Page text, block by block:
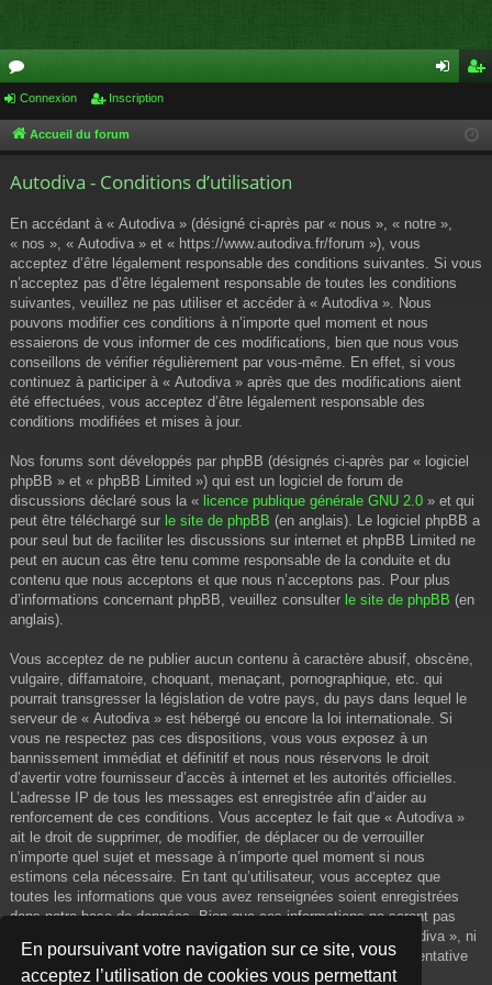
En poursuivant votre navigation sur ce site, vous
acceptez l’utilisation de cookies vous permettant
or
u cri
Connexion Inscription
Accueil du forum
Autodiva - Conditions d’utilisation
En accédant à « Autodiva » (désigné ci-après par « nous », « notre »,
« nos », « Autodiva » et « https://www.autodiva.fr/forum »), vous
acceptez d’être légalement responsable des conditions suivantes. Si vous
n’acceptez pas d’être légalement responsable de toutes les conditions
suivantes, veuillez ne pas utiliser et accéder à « Autodiva ». Nous
pouvons modifier ces conditions à n’importe quel moment et nous
essaierons de vous informer de ces modifications, bien que nous vous
conseillons de vérifier régulièrement par vous-même. En effet, si vous
continuez à participer à « Autodiva » après que des modifications aient
été effectuées, vous acceptez d’être légalement responsable des
conditions modifiées et mises à jour.
Nos forums sont développés par phpBB (désignés ci-après par « logiciel
phpBB » et « phpBB Limited ») qui est un logiciel de forum de
discussions déclaré sous la « licence publique générale GNU 2.0 » et qui
peut être téléchargé sur le site de phpBB (en anglais). Le logiciel phpBB a
pour seul but de faciliter les discussions sur internet et phpBB Limited ne
peut en aucun cas être tenu comme responsable de la conduite et du
contenu que nous acceptons et que nous n’acceptons pas. Pour plus
d’informations concernant phpBB, veuillez consulter le site de phpBB (en
anglais).
Vous acceptez de ne publier aucun contenu à caractère abusif, obscène,
vulgaire, diffamatoire, choquant, menaçant, pornographique, etc. qui
pourrait transgresser la législation de votre pays, du pays dans lequel le
serveur de « Autodiva » est hébergé ou encore la loi internationale. Si
vous ne respectez pas ces dispositions, vous vous exposez à un
bannissement immédiat et définitif et nous nous réservons le droit
d’avertir votre fournisseur d’accès à internet et les autorités officielles.
L’adresse IP de tous les messages est enregistrée afin d’aider au
renforcement de ces conditions. Vous acceptez le fait que « Autodiva »
ait le droit de supprimer, de modifier, de déplacer ou de verrouiller
n’importe quel sujet et message à n’importe quel moment si nous
estimons cela nécessaire. En tant qu’utilisateur, vous acceptez que
toutes les informations que vous avez renseignées soient enregistrées
dans notre base de données. Bien que ces informations ne seront pas
diffusées à une tierce partie sans votre consentement, ni « Autodiva », ni
phpBB, ne pourront être tenus comme responsables en cas de tentative
de piratage informatique visant à compromettre vos données.